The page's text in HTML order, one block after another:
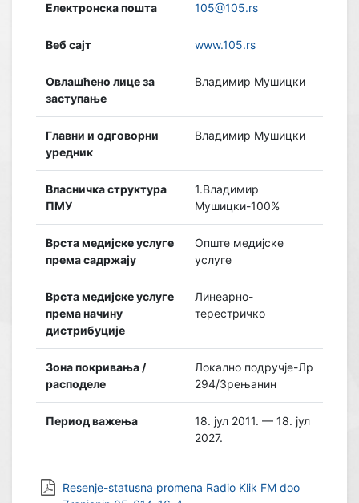
Електронска пошта 105@105.rs
Веб сајт www.105.rs
Овлашћено лице за
заступање
Владимир Мушицки
Главни и одговорни
уредник
Владимир Мушицки
Власничка структура
ПМУ
1.Владимир
Мушицки-100%
Врста медијске услуге
према садржају
Опште медијске
услуге
Врста медијске услуге
према начину
дистрибуције
Линеарно-
терестричко
Зона покривања /
расподеле
Локално подручје-Лр
294/Зрењанин
Период важења
18. јул 2011. — 18. јул
2027.
Resenje-statusna promena Radio Klik FM doo